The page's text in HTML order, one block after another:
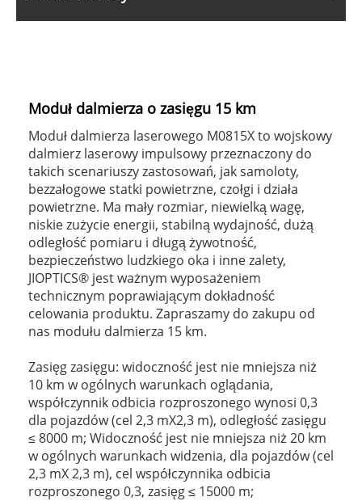
Moduł dalmierza o zasięgu 15 km
Moduł dalmierza laserowego M0815X to wojskowy
dalmierz laserowy impulsowy przeznaczony do
takich scenariuszy zastosowań, jak samoloty,
bezzałogowe statki powietrzne, czołgi i działa
powietrzne. Ma mały rozmiar, niewielką wagę,
niskie zużycie energii, stabilną wydajność, dużą
odległość pomiaru i długą żywotność,
bezpieczeństwo ludzkiego oka i inne zalety,
JIOPTICS® jest ważnym wyposażeniem
technicznym poprawiającym dokładność
celowania produktu. Zapraszamy do zakupu od
nas modułu dalmierza 15 km.
Zasięg zasięgu: widoczność jest nie mniejsza niż
10 km w ogólnych warunkach oglądania,
współczynnik odbicia rozproszonego wynosi 0,3
dla pojazdów (cel 2,3 mX2,3 m), odległość zasięgu
≤ 8000 m; Widoczność jest nie mniejsza niż 20 km
w ogólnych warunkach widzenia, dla pojazdów (cel
2,3 mX 2,3 m), cel współczynnika odbicia
rozproszonego 0,3, zasięg ≤ 15000 m;